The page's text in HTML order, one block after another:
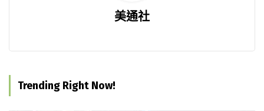
美通社
Trending Right Now!